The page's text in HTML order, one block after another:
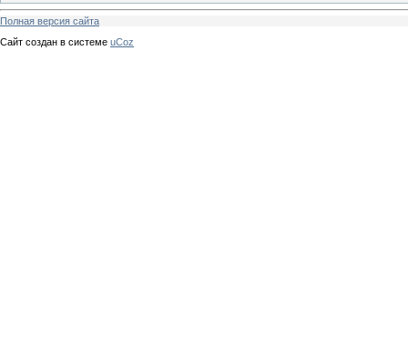
Полная версия сайта
Сайт создан в системе uCoz